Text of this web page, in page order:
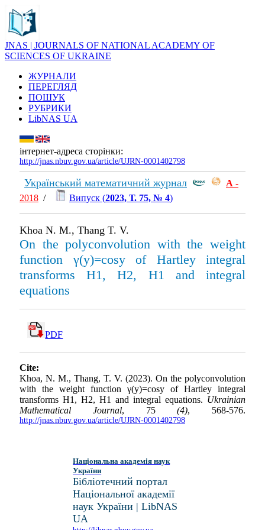
JNAS | JOURNALS OF NATIONAL ACADEMY OF
SCIENCES OF UKRAINE
ЖУРНАЛИ
ПЕРЕГЛЯД
ПОШУК
РУБРИКИ
LibNAS UA
інтернет-адреса сторінки:
http://jnas.nbuv.gov.ua/article/UJRN-0001402798
Український математичний журнал А -
2018 / Випуск (2023, Т. 75, № 4)
Khoa N. M., Thang T. V.
On the polyconvolution with the weight
function γ(y)=cosy of Hartley integral
transforms H1, H2, H1 and integral
equations
PDF
Cite:
Khoa, N. M., Thang, T. V. (2023). On the polyconvolution
with the weight function γ(y)=cosy of Hartley integral
transforms H1, H2, H1 and integral equations. Ukrainian
Mathematical Journal, 75(4), 568-576.
http://jnas.nbuv.gov.ua/article/UJRN-0001402798
Національна академія наук
України
Бібліотечний портал
Національної академії
наук України | LibNAS
UA